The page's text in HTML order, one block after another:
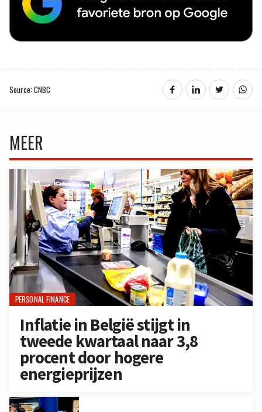
Source: CNBC
MEER
PERSONAL FINANCE
Inflatie in België stijgt in
tweede kwartaal naar 3,8
procent door hogere
energieprijzen